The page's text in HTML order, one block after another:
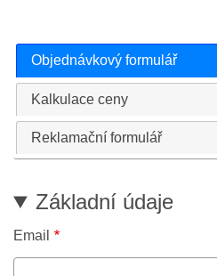
Objednávkový formulář
Kalkulace ceny
Reklamační formulář
Základní údaje
Email